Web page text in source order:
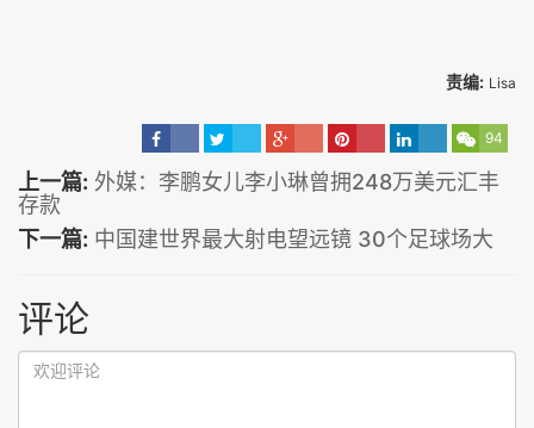
责编: Lisa
94
上一篇: 外媒：李鹏女儿李小琳曾拥248万美元汇丰
存款
下一篇: 中国建世界最大射电望远镜 30个足球场大
评论